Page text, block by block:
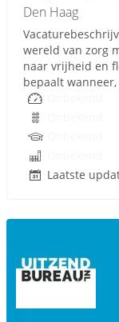
Den Haag
wereld van zorg
naar vrijheid en
bepaalt
Laatste